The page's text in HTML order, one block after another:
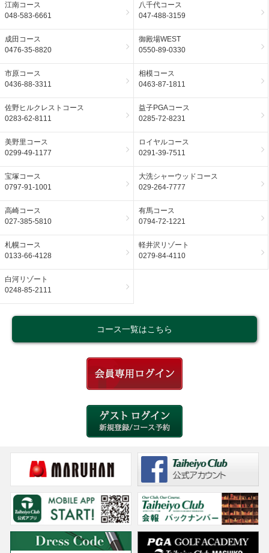
江南コース
048-583-6661
八千代コース
047-488-3159
成田コース
0476-35-8820
御殿場WEST
0550-89-0330
市原コース
0436-88-3311
相模コース
0463-87-1811
佐野ヒルクレストコース
0283-62-8111
益子PGAコース
0285-72-8231
美野里コース
0299-49-1177
ロイヤルコース
0291-39-7511
宝塚コース
0797-91-1001
大洗シャーウッドコース
029-264-7777
高崎コース
027-385-5810
有馬コース
0794-72-1221
札幌コース
0133-66-4128
軽井沢リゾート
0279-84-4110
白河リゾート
0248-85-2111
コース一覧はこちら